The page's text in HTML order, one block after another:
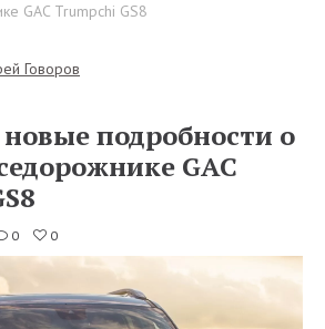
GAC Trumpchi GS8
Говоров
подробности о
GAC
0 0